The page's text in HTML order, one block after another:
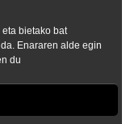
bietako bat
Enararen alde egin
du